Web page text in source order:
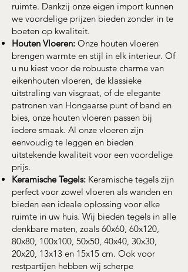
ruimte. Dankzij onze eigen import kunnen
we voordelige prijzen bieden zonder in te
boeten op kwaliteit.
Houten Vloeren: Onze houten vloeren
brengen warmte en stijl in elk interieur. Of
u nu kiest voor de robuuste charme van
eikenhouten vloeren, de klassieke
uitstraling van visgraat, of de elegante
patronen van Hongaarse punt of band en
bies, onze houten vloeren passen bij
iedere smaak. Al onze vloeren zijn
eenvoudig te leggen en bieden
uitstekende kwaliteit voor een voordelige
prijs.
Keramische Tegels: Keramische tegels zijn
perfect voor zowel vloeren als wanden en
bieden een ideale oplossing voor elke
ruimte in uw huis. Wij bieden tegels in alle
denkbare maten, zoals 60x60, 60x120,
80x80, 100x100, 50x50, 40x40, 30x30,
20x20, 13x13 en 15x15 cm. Ook voor
restpartijen hebben wij scherpe